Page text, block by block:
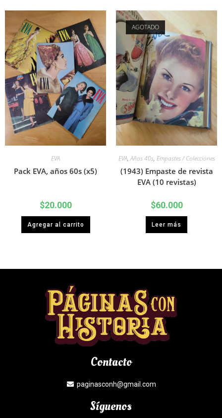
EVA
Pack EVA, años 60s (x5)
$20.000
Agregar al carrito
AGOTADO
EVA,Años 40s, Empastes / Colecciones
(1943) Empaste de revista
EVA (10 revistas)
$60.000
Leer más
Contacto
paginasconh@gmail.com
Síguenos